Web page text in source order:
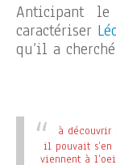
Anticipant
caractériser
qu’il a cherché
à
il pouvait s’en
viennent à